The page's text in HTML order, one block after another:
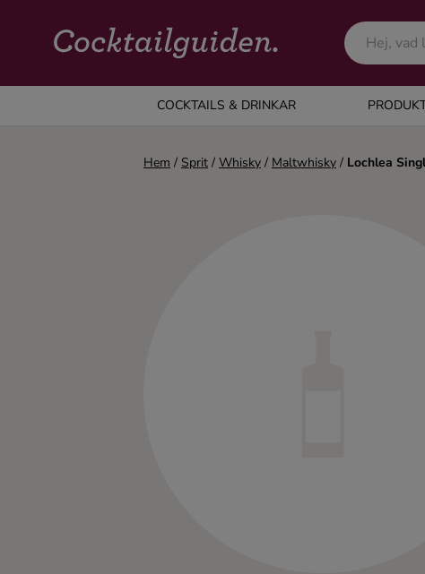
COCKTAILS & DRINKAR
COCKTAILS & DRINKAR
Alla cocktails & drinkar
Hem / Sprit / Whisky / Maltwhisky / Lochlea